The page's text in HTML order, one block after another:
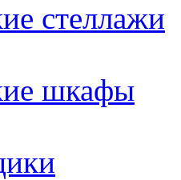
стеллажи
шкафы